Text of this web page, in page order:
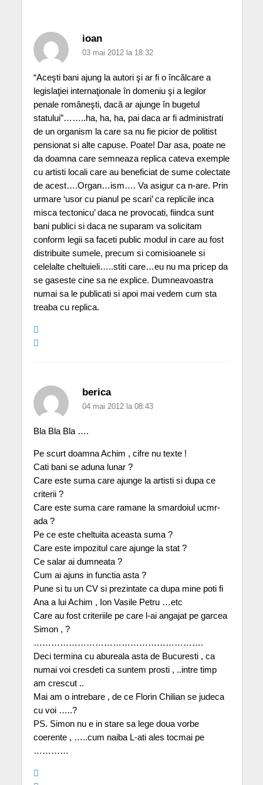
ioan
03 mai 2012 la 18:32
“Aceşti bani ajung la autori şi ar fi o încălcare a
legislaţiei internaţionale în domeniu şi a legilor
penale româneşti, dacă ar ajunge în bugetul
statului”……..ha, ha, ha, pai daca ar fi administrati
de un organism la care sa nu fie picior de politist
pensionat si alte capuse. Poate! Dar asa, poate ne
da doamna care semneaza replica cateva exemple
cu artisti locali care au beneficiat de sume colectate
de acest….Organ…ism…. Va asigur ca n-are. Prin
urmare ‘usor cu pianul pe scari’ ca replicile inca
misca tectonicu’ daca ne provocati, fiindca sunt
bani publici si daca ne suparam va solicitam
conform legii sa faceti public modul in care au fost
distribuite sumele, precum si comisioanele si
celelalte cheltuieli…..stiti care…eu nu ma pricep da
se gaseste cine sa ne explice. Dumneavoastra
numai sa le publicati si apoi mai vedem cum sta
treaba cu replica.
berica
04 mai 2012 la 08:43
Bla Bla Bla ….
Pe scurt doamna Achim , cifre nu texte !
Cati bani se aduna lunar ?
Care este suma care ajunge la artisti si dupa ce
criterii ?
Care este suma care ramane la smardoiul ucmr-
ada ?
Pe ce este cheltuita aceasta suma ?
Care este impozitul care ajunge la stat ?
Ce salar ai dumneata ?
Cum ai ajuns in functia asta ?
Pune si tu un CV si prezintate ca dupa mine poti fi
Ana a lui Achim , Ion Vasile Petru …etc
Care au fost criteriile pe care l-ai angajat pe garcea
Simon , ?
………………………………………………….
Deci termina cu abureala asta de Bucuresti , ca
numai voi cresdeti ca suntem prosti , ..intre timp
am crescut ..
Mai am o intrebare , de ce Florin Chilian se judeca
cu voi …..?
PS. Simon nu e in stare sa lege doua vorbe
coerente , …..cum naiba L-ati ales tocmai pe
…………